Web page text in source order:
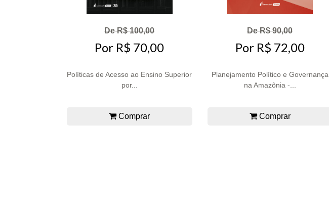
De R$ 100,00
Por R$ 70,00
Políticas de Acesso ao Ensino Superior
por...
Comprar
De R$ 90,00
Por R$ 72,00
Planejamento Político e Governança
na Amazônia -...
Comprar